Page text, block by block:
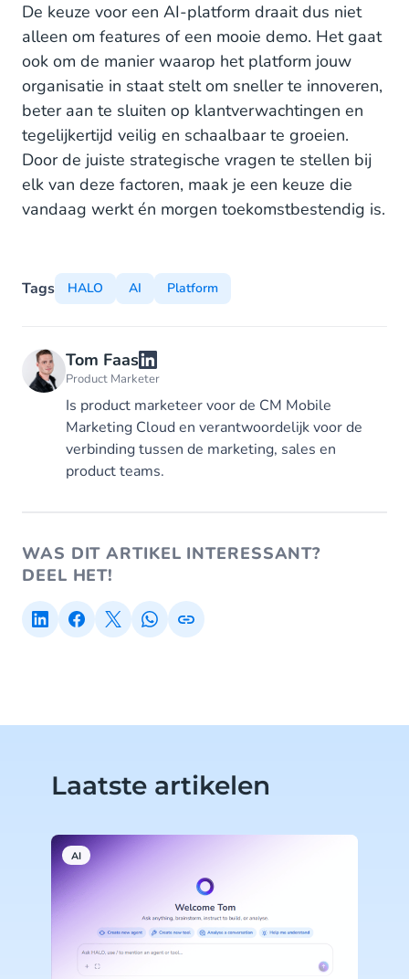
De keuze voor een AI-platform draait dus niet
alleen om features of een mooie demo. Het gaat
ook om de manier waarop het platform jouw
organisatie in staat stelt om sneller te innoveren,
beter aan te sluiten op klantverwachtingen en
tegelijkertijd veilig en schaalbaar te groeien.
Door de juiste strategische vragen te stellen bij
elk van deze factoren, maak je een keuze die
vandaag werkt én morgen toekomstbestendig is.
Tags HALO AI Platform
Tom Faas
Product Marketer
Is product marketeer voor de CM Mobile
Marketing Cloud en verantwoordelijk voor de
verbinding tussen de marketing, sales en
product teams.
WAS DIT ARTIKEL INTERESSANT?
DEEL HET!
Laatste artikelen
AI